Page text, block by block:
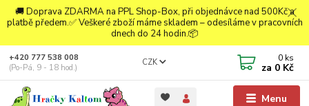
🚚 Doprava ZDARMA na PPL Shop-Box, při objednávce nad 500Kč a
platbě předem.✅ Veškeré zboží máme skladem – odesíláme v pracovních
dnech do 24 hodin.📦
Menu
CZK
+420 777 538 008
(Po-Pá, 9 - 18 hod.)
0 ks
za 0 Kč